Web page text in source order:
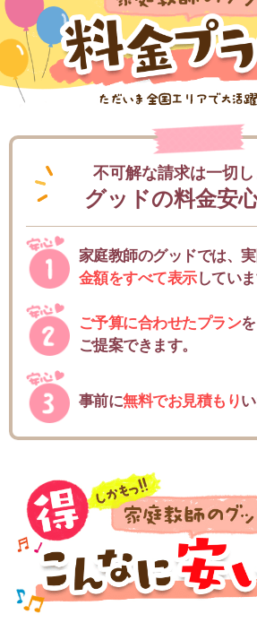
不可解な請求は一切
グッドの料金安
家庭教師のグッドでは、
金額をすべて表示していま
ご予算に合わせたプランを
ご提案できます。
事前に無料でお見積もり